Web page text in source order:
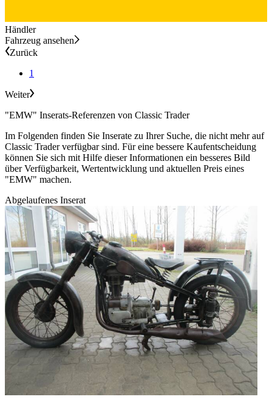
Händler
Fahrzeug ansehen
Zurück
1
Weiter
"EMW" Inserats-Referenzen von Classic Trader
Im Folgenden finden Sie Inserate zu Ihrer Suche, die nicht mehr auf
Classic Trader verfügbar sind. Für eine bessere Kaufentscheidung
können Sie sich mit Hilfe dieser Informationen ein besseres Bild
über Verfügbarkeit, Wertentwicklung und aktuellen Preis eines
"EMW" machen.
Abgelaufenes Inserat